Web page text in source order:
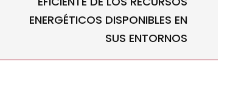
ENERGÉTICOS DISPONIBLES EN
SUS ENTORNOS